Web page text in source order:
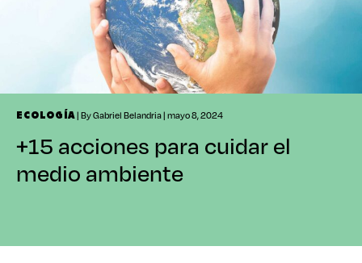
ECOLOGÍA| By Gabriel Belandria | mayo 8, 2024
+15 acciones para cuidar el
medio ambiente